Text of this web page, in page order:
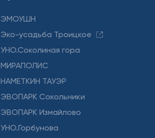
ЭМОУШН
Эко-усадьба Троицкое
УНО.Соколиная гора
МИРАПОЛИС
НАМЕТКИН ТАУЭР
ЭВОПАРК Сокольники
ЭВОПАРК Измайлово
УНО.Горбунова